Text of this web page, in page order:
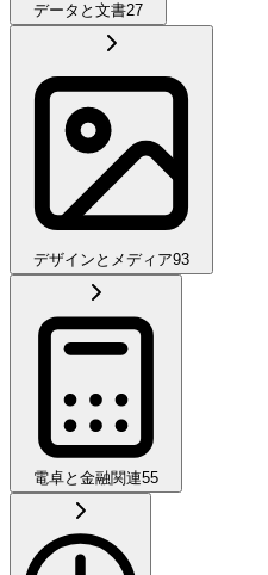
データと文書27
デザインとメディア93
電卓と金融関連55